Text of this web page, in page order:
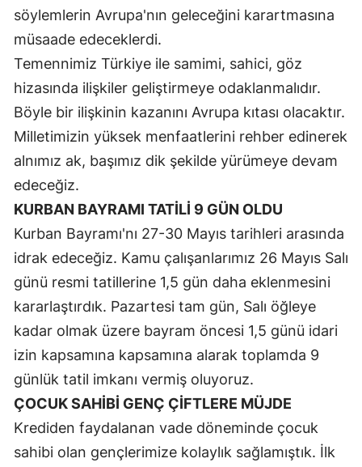
söylemlerin Avrupa'nın geleceğini karartmasına
müsaade edeceklerdi.
Temennimiz Türkiye ile samimi, sahici, göz
hizasında ilişkiler geliştirmeye odaklanmalıdır.
Böyle bir ilişkinin kazanını Avrupa kıtası olacaktır.
Milletimizin yüksek menfaatlerini rehber edinerek
alnımız ak, başımız dik şekilde yürümeye devam
edeceğiz.
KURBAN BAYRAMI TATİLİ 9 GÜN OLDU
Kurban Bayramı'nı 27-30 Mayıs tarihleri arasında
idrak edeceğiz. Kamu çalışanlarımız 26 Mayıs Salı
günü resmi tatillerine 1,5 gün daha eklenmesini
kararlaştırdık. Pazartesi tam gün, Salı öğleye
kadar olmak üzere bayram öncesi 1,5 günü idari
izin kapsamına kapsamına alarak toplamda 9
günlük tatil imkanı vermiş oluyoruz.
ÇOCUK SAHİBİ GENÇ ÇİFTLERE MÜJDE
Krediden faydalanan vade döneminde çocuk
sahibi olan gençlerimize kolaylık sağlamıştık. İlk